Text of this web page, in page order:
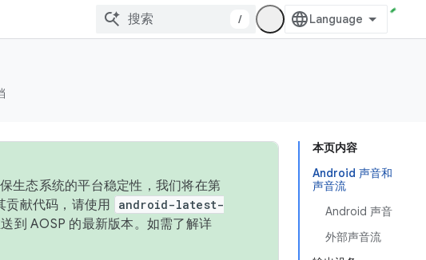
/
本页内容
Android 声音和
声音流
Android 声音
外部声音流
生态系统的平台稳定性，我们将在第
贡献代码，请使用
android-latest-
到 AOSP 的最新版本。如需了解详